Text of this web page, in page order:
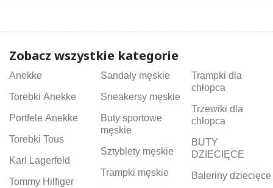
Zobacz wszystkie kategorie
Anekke
Torebki Anekke
Portfele Anekke
Torebki Tous
Karl Lagerfeld
Tommy Hilfiger
Sandały męskie
Sneakersy męskie
Buty sportowe
męskie
Sztyblety męskie
Trampki męskie
Trampki dla
chłopca
Trzewiki dla
chłopca
BUTY
DZIECIĘCE
Baleriny dziecięce